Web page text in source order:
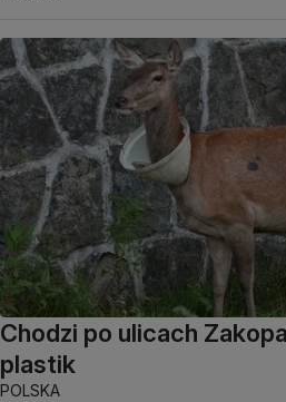
Chodzi po ulicach
plastik
POLSKA